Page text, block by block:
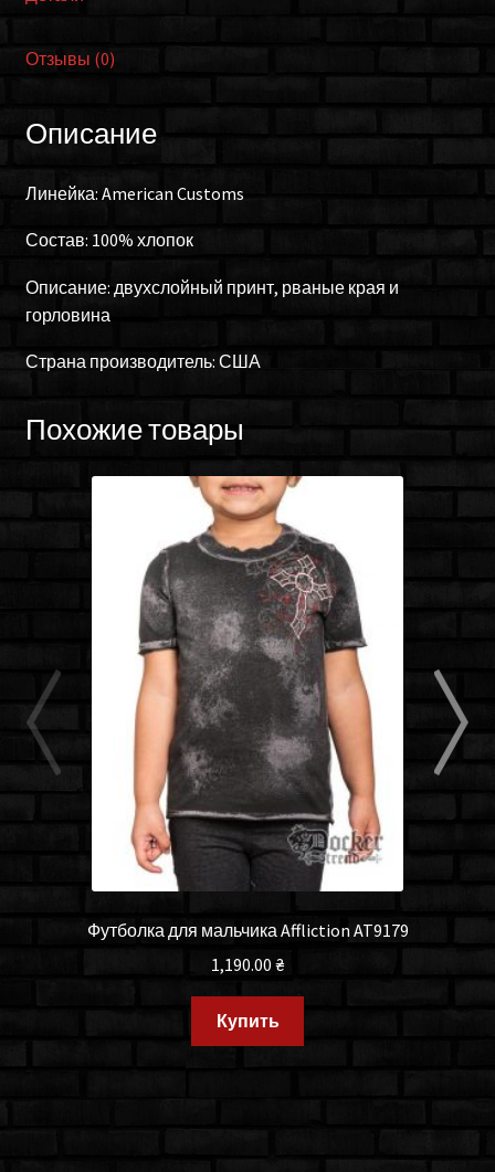
Отзывы (0)
Описание
Линейка: American Customs
Состав: 100% хлопок
Описание: двухслойный принт, рваные края и
горловина
Страна производитель: США
Похожие товары
Футболка для мальчика Affliction AT9179
1,190.00 ₴
Купить